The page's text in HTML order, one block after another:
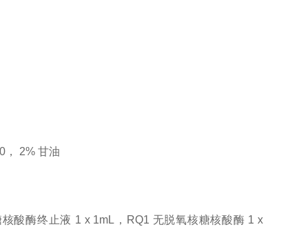
， 2% 甘油
酸酶终止液 1 x 1mL，RQ1 无脱氧核糖核酸酶 1 x